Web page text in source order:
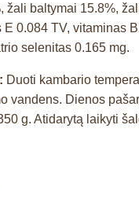
žali baltymai 15.8%,
E 0.084 TV, vitaminas
selenitas 0.165 mg.
Duoti kambario
vandens. Dienos
g. Atidarytą laikyti